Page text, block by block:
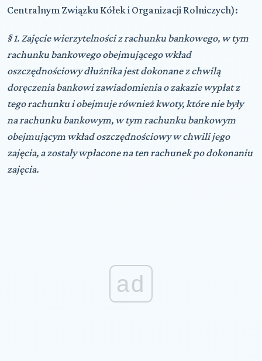
Centralnym Związku Kółek i Organizacji Rolniczych):
§ 1. Zajęcie wierzytelności z rachunku bankowego, w tym
rachunku bankowego obejmującego wkład
oszczędnościowy dłużnika jest dokonane z chwilą
doręczenia bankowi zawiadomienia o zakazie wypłat z
tego rachunku i obejmuje również kwoty, które nie były
na rachunku bankowym, w tym rachunku bankowym
obejmującym wkład oszczędnościowy w chwili jego
zajęcia, a zostały wpłacone na ten rachunek po dokonaniu
zajęcia.
ad